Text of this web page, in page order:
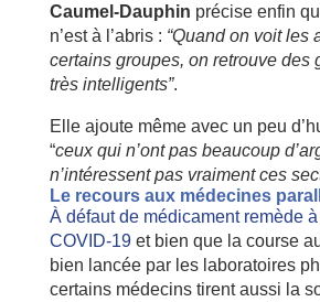
Caumel-Dauphin précise enfin
n’est à l’abris : “Quand on voit les
certains groupes, on retrouve des
très intelligents”.
Elle ajoute même avec un peu
“ceux qui n’ont pas beaucoup
n’intéressent pas vraiment ces
Le recours aux médecines
À défaut de médicament remède
COVID-19et bien que la course
bien lancée par les laboratoires
certains médecins tirent aussi la